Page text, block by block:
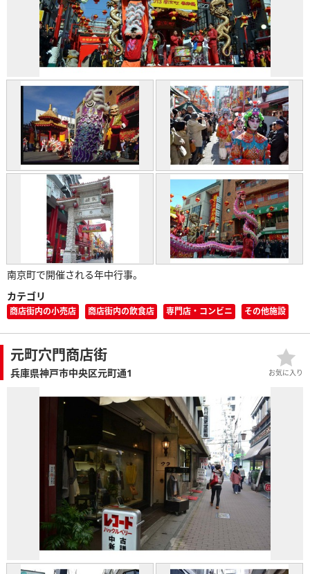
南京町で開催される年中行事。
カテゴリ
商店街内の小売店 商店街内の飲食店 専門店・コンビニ その他施設
元町穴門商店街
兵庫県神戸市中央区元町通1 お気に入り